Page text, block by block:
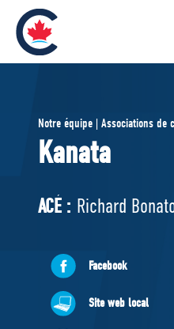
ÉQUIPE
Pierre Poilievre
Vos députés
Cabinet fantôme
Exécutif national
À PROPOS
Documents
Notre équipe | Associations
Kanata
ACÉ : Richard
Facebook
Site web local